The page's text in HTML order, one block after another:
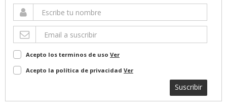
Acepto los terminos de uso Ver
Acepto la política de privacidad Ver
Suscribir